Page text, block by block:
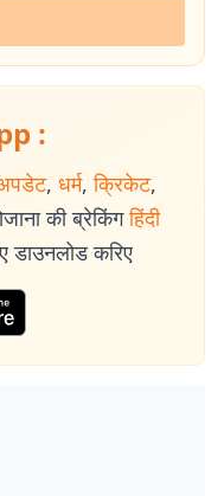
:
, धर्म, क्रिकेट,
की ब्रेकिंग हिंदी
करिए